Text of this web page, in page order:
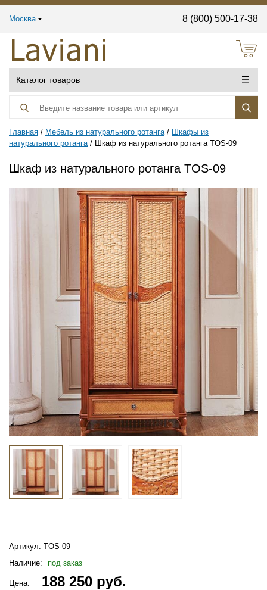
Москва 8 (800) 500-17-38
Каталог товаров
Главная Мебель из натурального ротанга
Шкафы из
натурального ротанга
Шкаф из натурального ротанга TOS-09
Шкаф из натурального ротанга TOS-09
Артикул: TOS-09
Наличие:
под заказ
Цена: 188 250 руб.